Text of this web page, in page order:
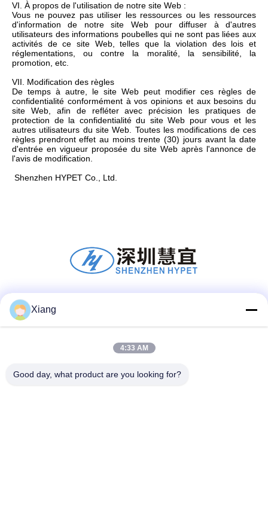
VI. À propos de l'utilisation de notre site Web :
Vous ne pouvez pas utiliser les ressources ou les ressources
d'information de notre site Web pour diffuser à d'autres
utilisateurs des informations poubelles qui ne sont pas liées aux
activités de ce site Web, telles que la violation des lois et
réglementations, ou contre la moralité, la sensibilité, la
promotion, etc.
VII. Modification des règles
De temps à autre, le site Web peut modifier ces règles de
confidentialité conformément à vos opinions et aux besoins du
site Web, afin de refléter avec précision les pratiques de
protection de la confidentialité du site Web pour vous et les
autres utilisateurs du site Web. Toutes les modifications de ces
règles prendront effet au moins trente (30) jours avant la date
d'entrée en vigueur proposée du site Web après l'annonce de
l'avis de modification.
Shenzhen HYPET Co., Ltd.
Xiang
4:33 AM
Good day, what product are you looking for?